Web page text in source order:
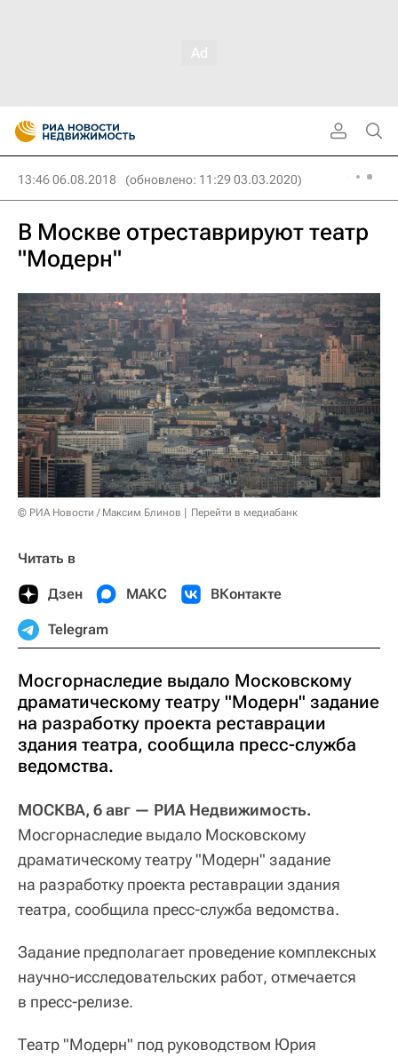
13:46 06.08.2018 (обновлено: 11:29 03.03.2020)
В Москве отреставрируют театр
"Модерн"
© РИА Новости / Максим Блинов Перейти в медиабанк
Читать в
Дзен МАКС ВКонтакте
Telegram
Мосгорнаследие выдало Московскому
драматическому театру "Модерн" задание
на разработку проекта реставрации
здания театра, сообщила пресс-служба
ведомства.
МОСКВА, 6 авг — РИА Недвижимость.
Мосгорнаследие выдало Московскому
драматическому театру "Модерн" задание
на разработку проекта реставрации здания
театра, сообщила пресс-служба ведомства.
Задание предполагает проведение комплексных
научно-исследовательских работ, отмечается
в пресс-релизе.
Театр "Модерн" под руководством Юрия